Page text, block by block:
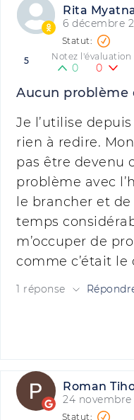
Rita
6 décembre
5 Notez l'évaluation
0 0
Aucun
Je l’utilise
rien à redire.
pas être devenu
problème avec
le brancher et
temps
m’occuper de
comme c’était le
1 réponse
Roman
24 novembre